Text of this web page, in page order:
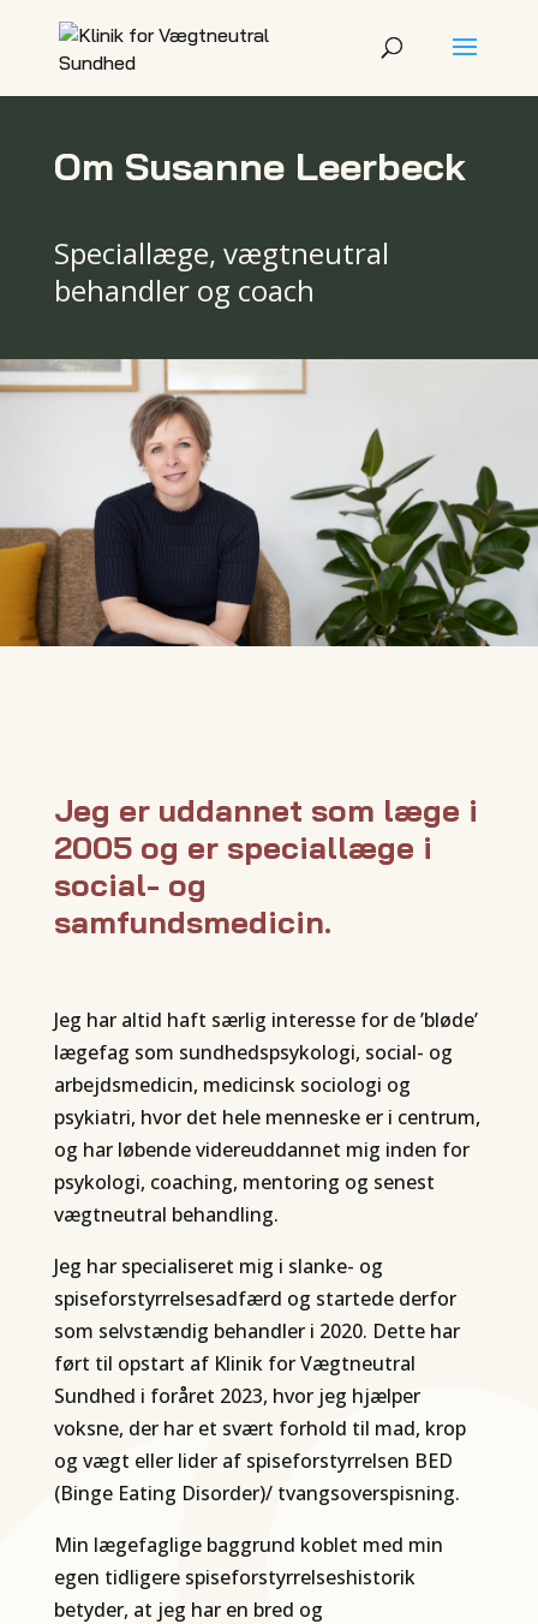
Om Susanne Leerbeck
Speciallæge, vægtneutral
behandler og coach
Jeg er uddannet som læge i
2005 og er speciallæge i
social- og
samfundsmedicin.
Jeg har altid haft særlig interesse for de ’bløde’
lægefag som sundhedspsykologi, social- og
arbejdsmedicin, medicinsk sociologi og
psykiatri, hvor det hele menneske er i centrum,
og har løbende videreuddannet mig inden for
psykologi, coaching, mentoring og senest
vægtneutral behandling.
Jeg har specialiseret mig i slanke- og
spiseforstyrrelsesadfærd og startede derfor
som selvstændig behandler i 2020. Dette har
ført til opstart af Klinik for Vægtneutral
Sundhed i foråret 2023, hvor jeg hjælper
voksne, der har et svært forhold til mad, krop
og vægt eller lider af spiseforstyrrelsen BED
(Binge Eating Disorder)/ tvangsoverspisning.
Min lægefaglige baggrund koblet med min
egen tidligere spiseforstyrrelseshistorik
betyder, at jeg har en bred og